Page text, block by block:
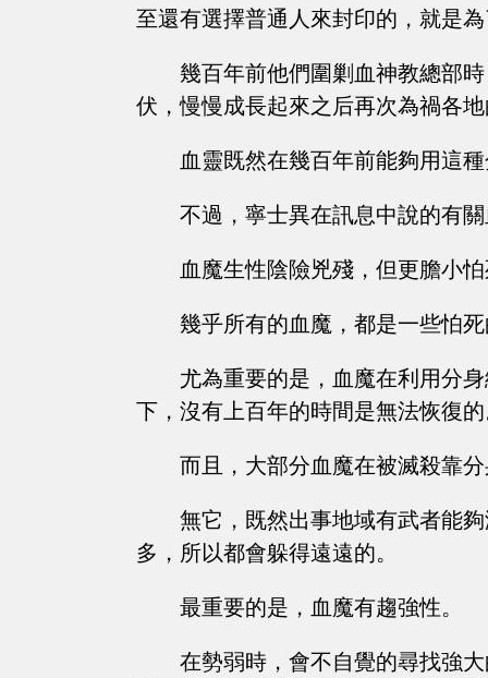
至還有選擇普通人來封印的，就是
幾百年前他們圍剿血神教總部
伏，慢慢成長起來之后再次為禍各
血靈既然在幾百年前能夠用這
不過，寧士異在訊息中說的有
血魔生性陰險兇殘，但更膽小
幾乎所有的血魔，都是一些怕
尤為重要的是，血魔在利用分
下，沒有上百年的時間是無法恢復
而且，大部分血魔在被滅殺靠
無它，既然出事地域有武者能
多，所以都會躲得遠遠的。
最重要的是，血魔有趨強性。
在勢弱時，會不自覺的尋找強